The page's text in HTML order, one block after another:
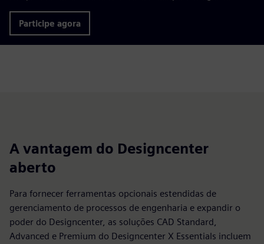
Participe agora
A vantagem do Designcenter
aberto
Para fornecer ferramentas opcionais estendidas de
gerenciamento de processos de engenharia e expandir o
poder do Designcenter, as soluções CAD Standard,
Advanced e Premium do Designcenter X Essentials incluem